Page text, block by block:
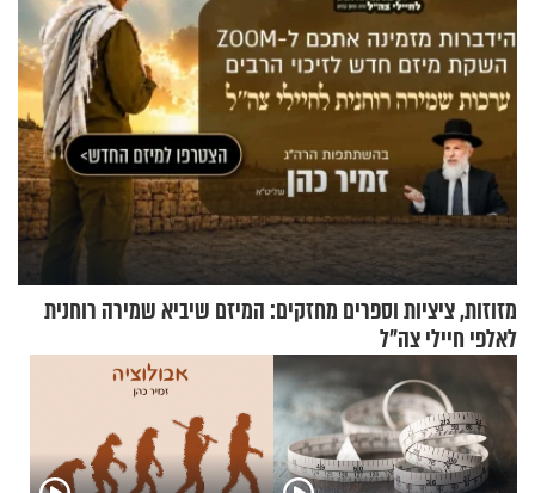
מזוזות, ציציות וספרים מחזקים: המיזם שיביא שמירה רוחנית
לאלפי חיילי צה"ל